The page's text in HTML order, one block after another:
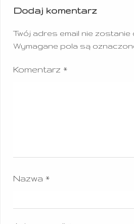
Dodaj komentarz
Twój adres email nie zostanie
Wymagane pola są
Komentarz *
Nazwa *